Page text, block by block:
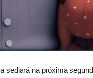
sediará na próxima